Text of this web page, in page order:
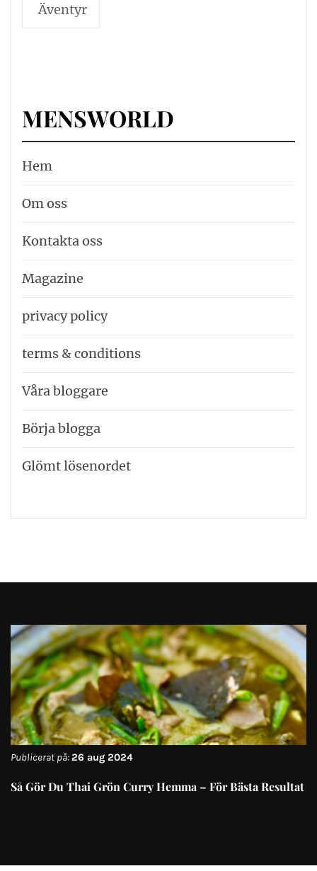
Äventyr
MENSWORLD
Hem
Om oss
Kontakta oss
Magazine
privacy policy
terms & conditions
Våra bloggare
Börja blogga
Glömt lösenordet
Publicerat på:26 aug 2024
Så Gör Du Thai Grön Curry Hemma – För Bästa Resultat